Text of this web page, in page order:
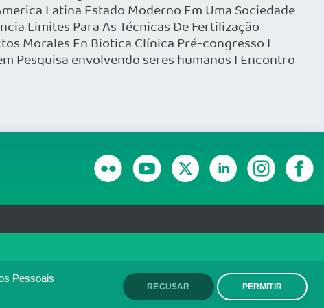
Pessoais
RECUSAR PERMITIR
Latina Estado Moderno Em Uma Sociedade
Limites Para As Técnicas De Fertilização
Morales En Biotica Clínica Pré-congresso I
Pesquisa envolvendo seres humanos I Encontro
política de monitoramento de
ACEITO